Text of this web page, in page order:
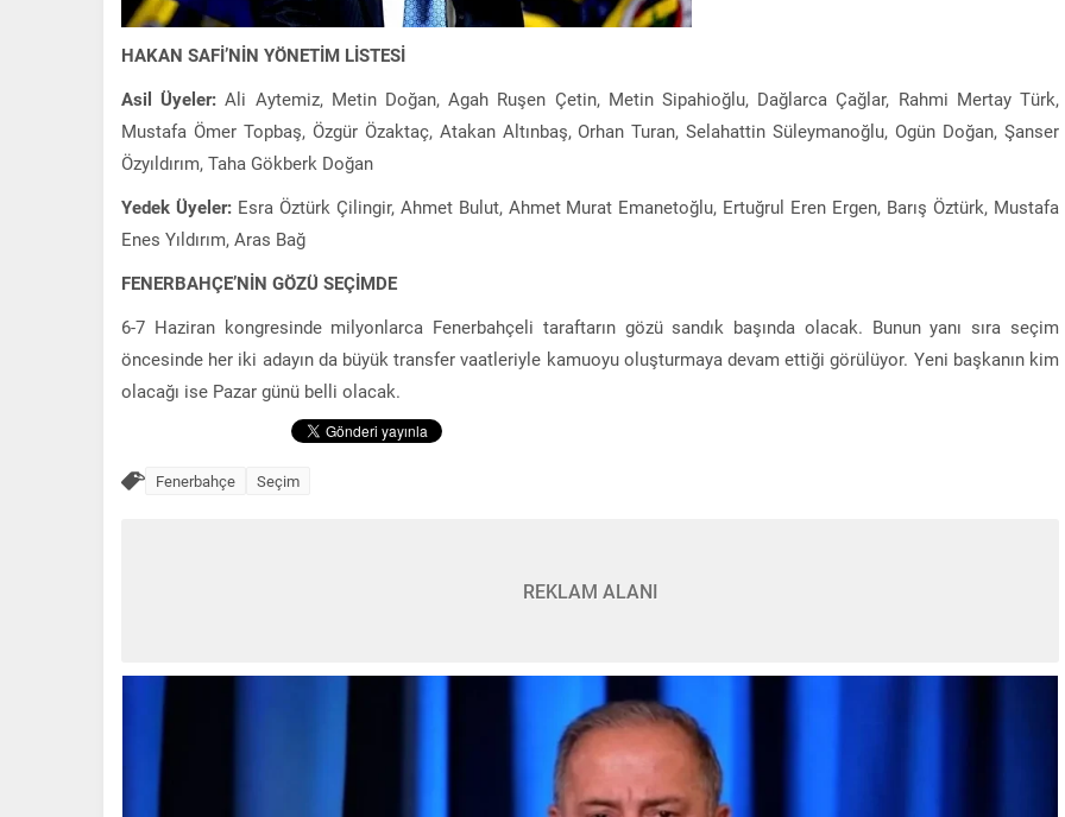
HAKAN SAFİ’NİN YÖNETİM LİSTESİ
Asil Üyeler: Ali Aytemiz, Metin Doğan, Agah Ruşen Çetin, Metin Sipahioğlu, Dağlarca Çağlar, Rahmi Mertay Türk,
Mustafa Ömer Topbaş, Özgür Özaktaç, Atakan Altınbaş, Orhan Turan, Selahattin Süleymanoğlu, Ogün Doğan, Şanser
Özyıldırım, Taha Gökberk Doğan
Yedek Üyeler:Esra Öztürk Çilingir, Ahmet Bulut, Ahmet Murat Emanetoğlu, Ertuğrul Eren Ergen, Barış Öztürk, Mustafa
Enes Yıldırım, Aras Bağ
FENERBAHÇE’NİN GÖZÜ SEÇİMDE
6-7 Haziran kongresinde milyonlarca Fenerbahçeli taraftarın gözü sandık başında olacak. Bunun yanı sıra seçim
öncesinde her iki adayın da büyük transfer vaatleriyle kamuoyu oluşturmaya devam ettiği görülüyor. Yeni başkanın kim
olacağı ise Pazar günü belli olacak.
Fenerbahçe Seçim
REKLAM ALANI